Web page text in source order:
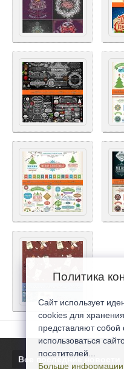
Все последние новости
Политика
Сайт использует
cookies для
представляют
использоваться
посетителей...
Больше информации